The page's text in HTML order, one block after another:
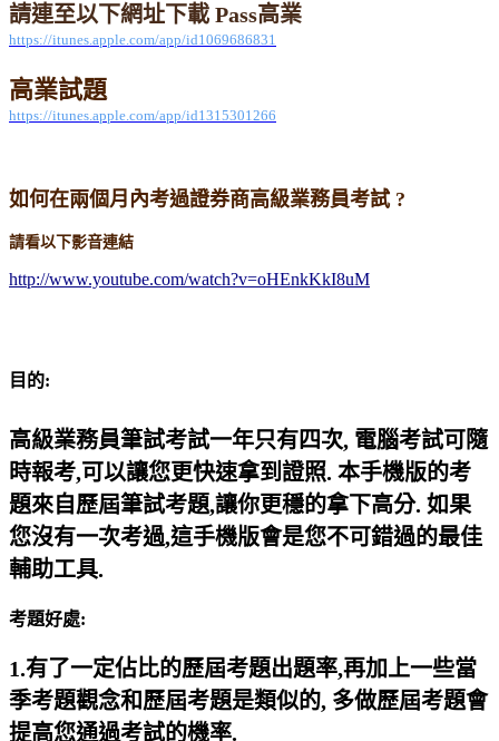
請連至以下網址下載 Pass高業
https://itunes.apple.com/app/id1069686831
高業試題
https://itunes.apple.com/app/id1315301266
如何在兩個月內考過證券商高級業務員考試 ?
請看以下影音連結
http://www.youtube.com/watch?v=oHEnkKkI8uM
目的:
高級業務員筆試考試一年只有四次, 電腦考試可隨
時報考,可以讓您更快速拿到證照. 本手機版的考
題來自歷屆筆試考題,讓你更穩的拿下高分. 如果
您沒有一次考過,這手機版會是您不可錯過的最佳
輔助工具.
考題好處:
1.有了一定佔比的歷屆考題出題率,再加上一些當
季考題觀念和歷屆考題是類似的, 多做歷屆考題會
提高您通過考試的機率.